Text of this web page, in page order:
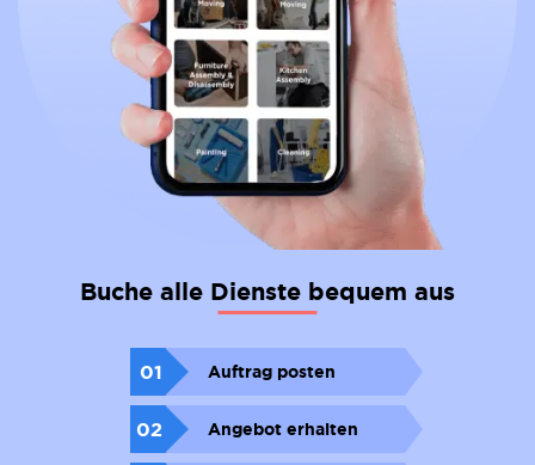
Buche alle Dienste bequem aus
01 Auftrag posten
02 Angebot erhalten